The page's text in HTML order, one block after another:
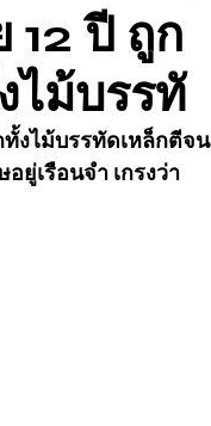
12 ปี ถูก
ไม้บรรทั
ทั้งไม้บรรทัดเหล็กตีจน
ยู่เรือนจำ เกรงว่า